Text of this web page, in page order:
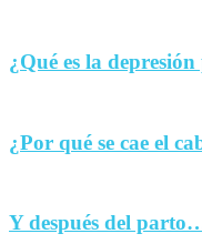
¿Qué es la
¿Por qué se cae el
Y después del